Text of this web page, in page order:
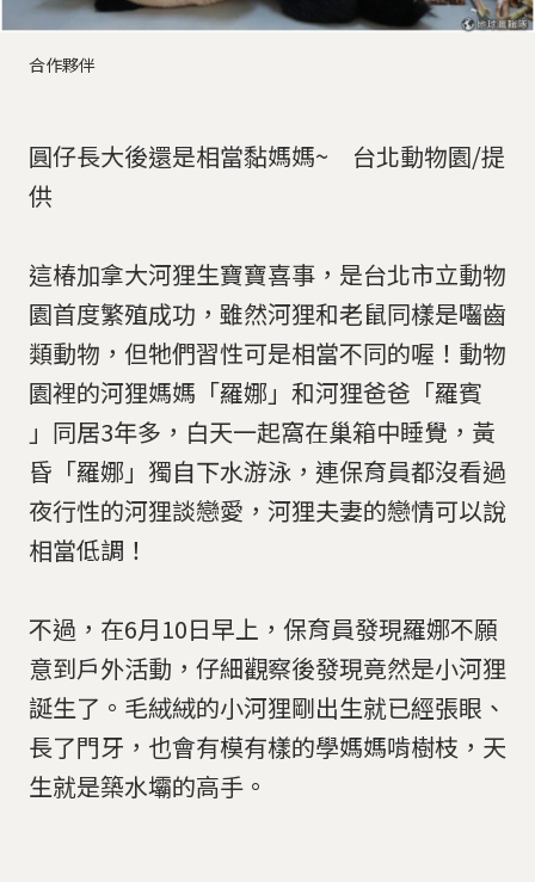
合作夥伴
圓仔長大後還是相當黏媽媽~ 台北動物園/提
供
​這椿加拿大河狸生寶寶喜事，是台北市立動物
園首度繁殖成功，雖然河狸和老鼠同樣是囓齒
類動物，但牠們習性可是相當不同的喔！動物
園裡的河狸媽媽「羅娜」和河狸爸爸「羅賓
」同居3年多，白天一起窩在巢箱中睡覺，黃
昏「羅娜」獨自下水游泳，連保育員都沒看過
夜行性的河狸談戀愛，河狸夫妻的戀情可以說
相當低調！
不過，在6月10日早上，保育員發現羅娜不願
意到戶外活動，仔細觀察後發現竟然是小河狸
誕生了。毛絨絨的小河狸剛出生就已經張眼、
長了門牙，也會有模有樣的學媽媽啃樹枝，天
生就是築水壩的高手。